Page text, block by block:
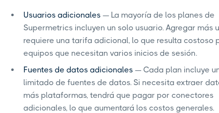
Usuarios adicionales — La mayoría de los planes de
Supermetrics incluyen un solo usuario. Agregar más
requiere una tarifa adicional, lo que resulta costoso
equipos que necesitan varios inicios de sesión.
Fuentes de datos adicionales — Cada plan incluye
limitado de fuentes de datos. Si necesita extraer
más plataformas, tendrá que pagar por conectores
adicionales, lo que aumentará los costos generales.